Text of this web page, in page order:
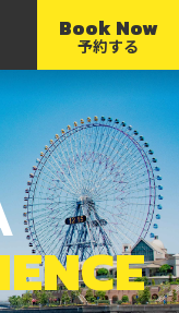
Book Now
予約する